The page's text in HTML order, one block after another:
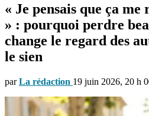
« Je pensais que ça
» : pourquoi perdre
change le regard des
le sien
par La rédaction 19 juin 2026, 20 h